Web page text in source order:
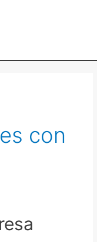
con